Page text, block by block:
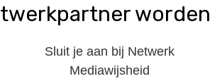
worden
Sluit je aan bij Netwerk
Mediawijsheid